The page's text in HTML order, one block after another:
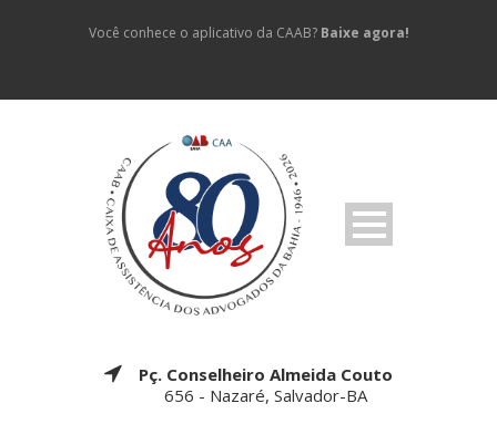
Você conhece o aplicativo da CAAB? Baixe agora!
Pç. Conselheiro Almeida Couto
656 - Nazaré, Salvador-BA